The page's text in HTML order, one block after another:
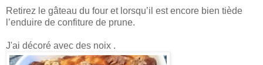
Retirez le gâteau du four et lorsqu’il est encore bien tiède
l’enduire de confiture de prune.
J'ai décoré avec des noix .